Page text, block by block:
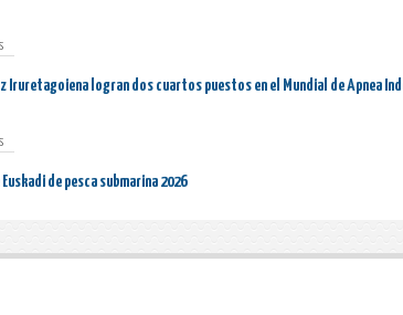
Iruretagoiena logran dos cuartos puestos en el Mundial de Apnea
de pesca submarina 2026